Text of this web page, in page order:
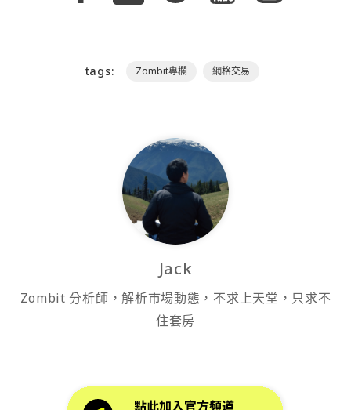
tags: Zombit專欄 網格交易
Jack
Zombit 分析師，解析市場動態，不求上天堂，只求不
住套房